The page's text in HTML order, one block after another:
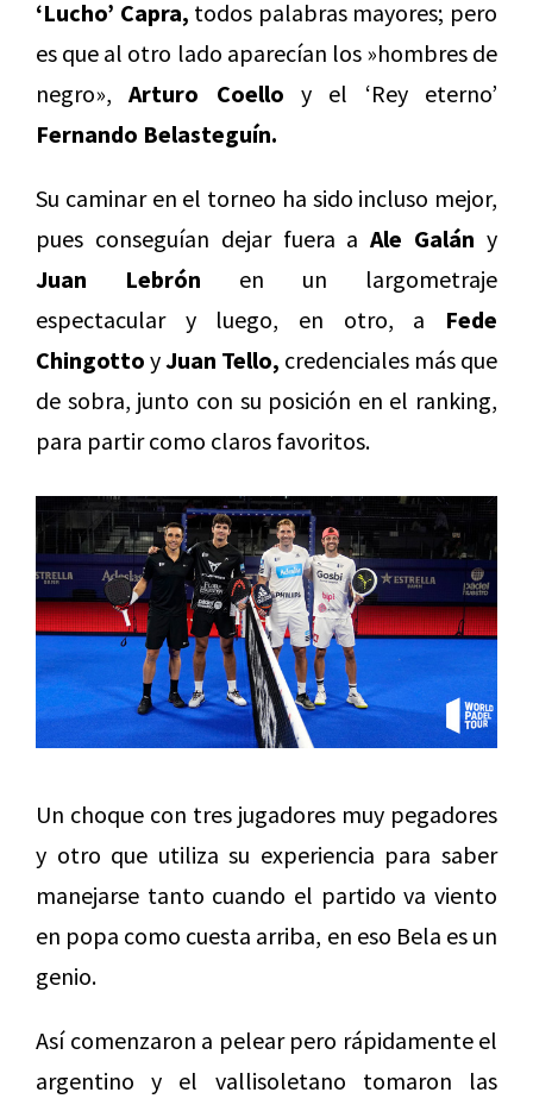
‘Lucho’ Capra, todos palabras mayores; pero
es que al otro lado aparecían los »hombres de
negro»,Arturo Coello y el ‘Rey eterno’
Fernando Belasteguín.
Su caminar en el torneo ha sido incluso mejor,
pues conseguían dejar fuera aAle Galán y
Juan Lebrón en un largometraje
espectacular y luego, en otro, a Fede
Chingotto yJuan Tello, credenciales más que
de sobra, junto con su posición en el ranking,
para partir como claros favoritos.
Un choque con tres jugadores muy pegadores
y otro que utiliza su experiencia para saber
manejarse tanto cuando el partido va viento
en popa como cuesta arriba, en eso Bela es un
genio.
Así comenzaron a pelear pero rápidamente el
argentino y el vallisoletano tomaron las